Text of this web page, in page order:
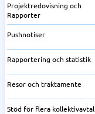
Projektredovisning och
Rapporter
Pushnotiser
Rapportering och statistik
Resor och traktamente
Stöd för flera kollektivavtal